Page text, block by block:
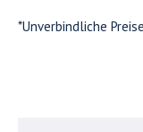
*Unverbindliche